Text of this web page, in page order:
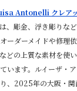
Antonelli クレアッ
は、彫金、浮き彫りな
ーダーメイドや修理
どの上質な素材を使
います。ルイーザ・
、2025年の大阪・